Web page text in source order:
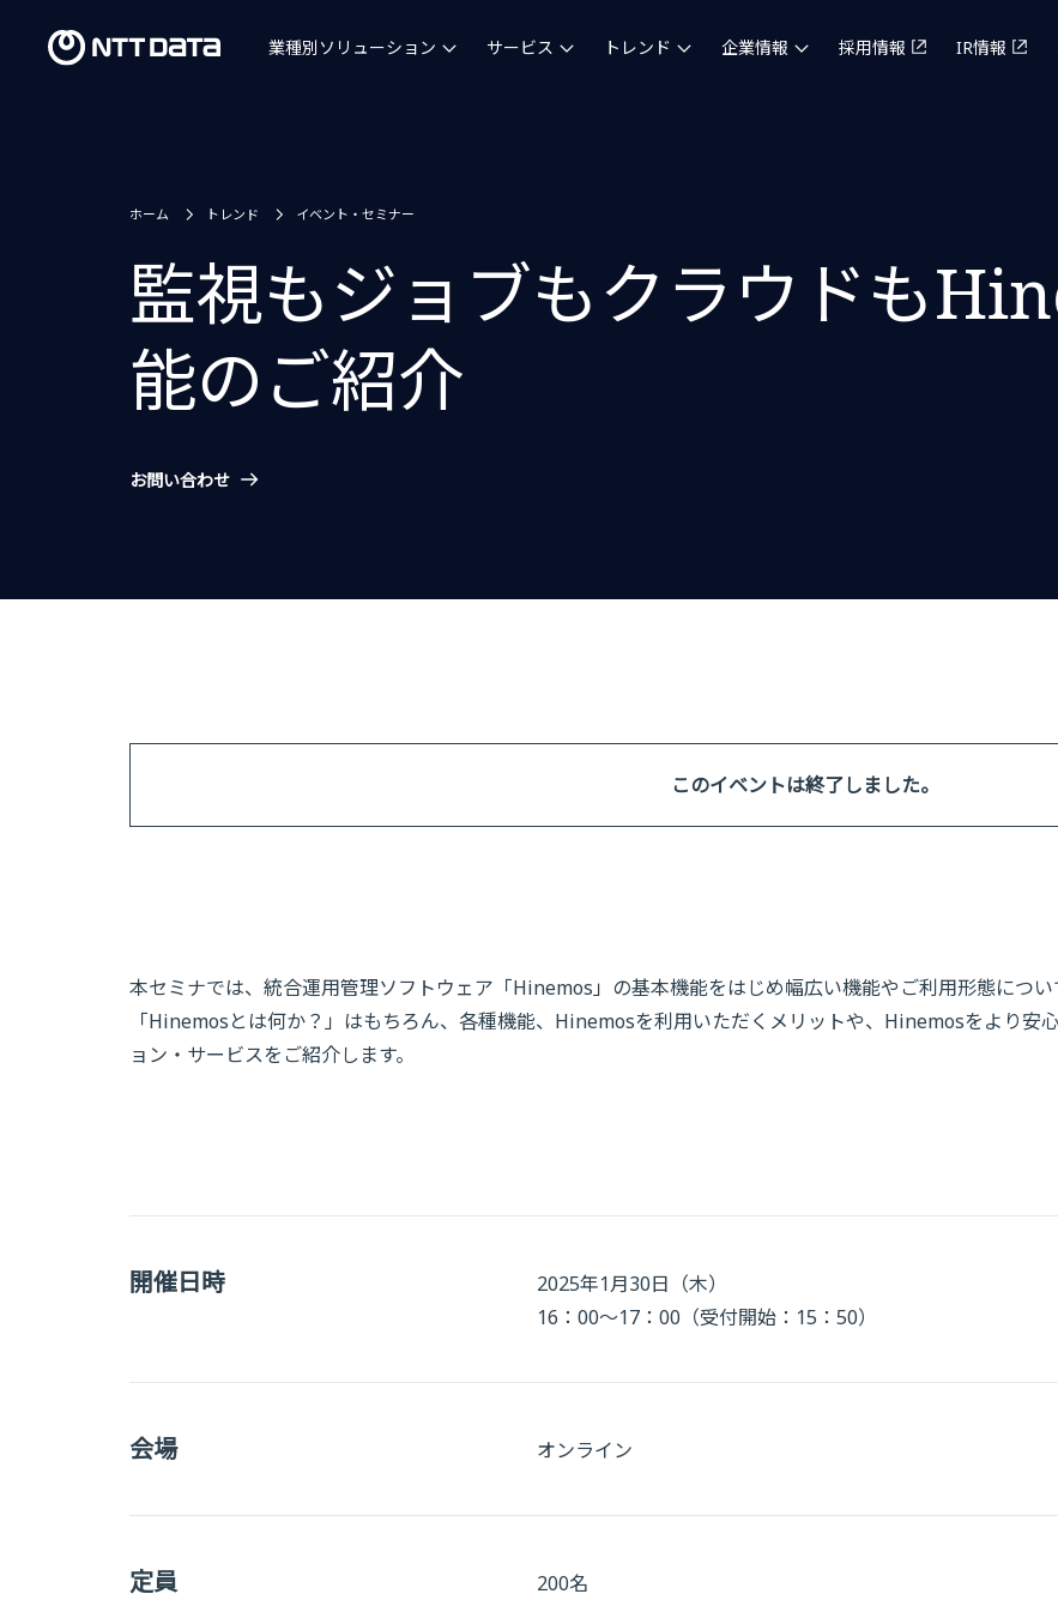
業種別ソリューション サービス トレンド 企業情報 採用情報 IR情報
ホーム トレンド イベント・セミナー
監視もジョブもクラウドも
能のご紹介
お問い合わせ
このイベントは終了しました。
本セミナでは、統合運用管理ソフトウェア「Hinemos」の基本機能をはじめ幅広い機能やご利用形態につい
「Hinemosとは何か？」はもちろん、各種機能、Hinemosを利用いただくメリットや、Hinemosをより安
ョン・サービスをご紹介します。
開催日時
2025年1月30日（木）
16：00～17：00（受付開始：15：50）
会場 オンライン
定員 200名